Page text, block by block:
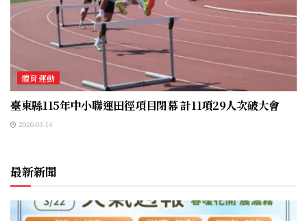
體育運動
臺東縣115年中小聯運田徑項目閉幕 計11項29人次破大會
2026-03-14
最新新聞